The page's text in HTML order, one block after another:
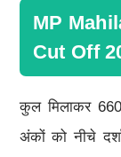
MP
Cut Off
कुल मिलाकर
अंकों को नीचे